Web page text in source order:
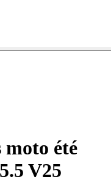
moto été
V25